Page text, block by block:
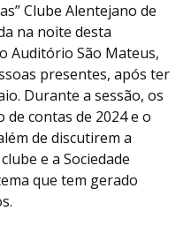
Clube Alentejano de
na noite desta
Auditório São Mateus,
presentes, após ter
Durante a sessão, os
contas de 2024 e o
de discutirem a
e a Sociedade
que tem gerado